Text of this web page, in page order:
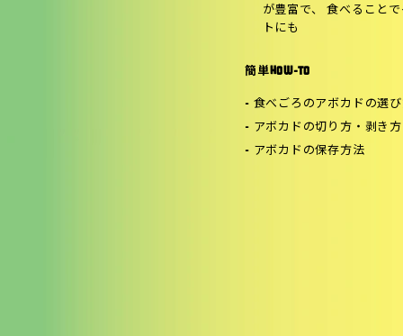
が豊富で、 食べること
トにも
簡単HOW-TO
食べごろのアボカドの選
アボカドの切り方・剥き方
アボカドの保存方法